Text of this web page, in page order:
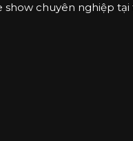
chuyên nghiệp